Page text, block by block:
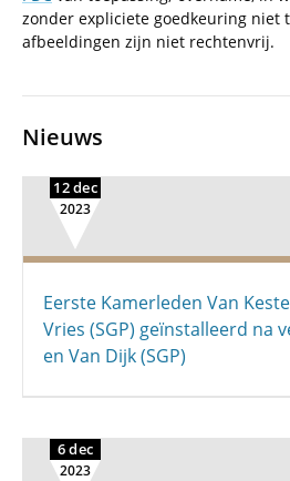
zonder expliciete goedkeuring niet
afbeeldingen zijn niet rechtenvrij.
Nieuws
12 dec
2023
Eerste Kamerleden Van
Vries (SGP) geïnstalleerd na
en Van Dijk (SGP)
6 dec
2023